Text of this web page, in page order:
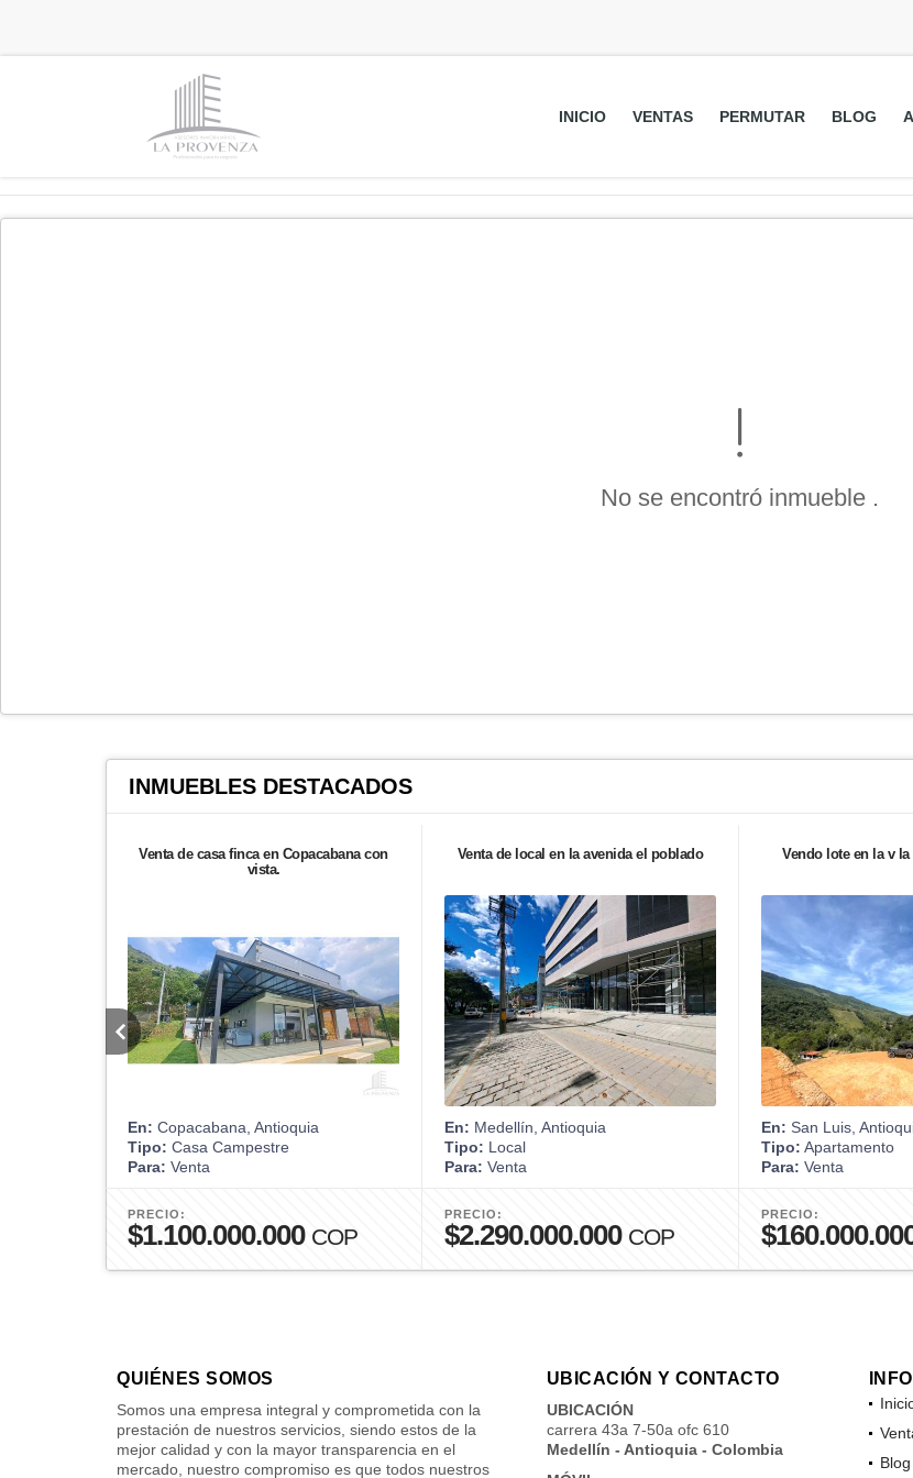
INICIO VENTAS PERMUTAR BLOG
No se encontró inmueble .
INMUEBLES DESTACADOS
Venta de casa finca en Copacabana con
vista.
En: Copacabana, Antioquia
Tipo: Casa Campestre
Para: Venta
PRECIO:
$1.100.000.000 COP
Venta de local en la avenida el poblado
En: Medellín, Antioquia
Tipo: Local
Para: Venta
PRECIO:
$2.290.000.000 COP
Vendo lote en la v
En: San Luis,
Tipo: Apartamento
Para: Venta
PRECIO:
QUIÉNES SOMOS
Somos una empresa integral y comprometida con la
prestación de nuestros servicios, siendo estos de la
mejor calidad y con la mayor transparencia en el
mercado, nuestro compromiso es que todos nuestros
UBICACIÓN Y CONTACTO
UBICACIÓN
carrera 43a 7-50a ofc 610
Medellín - Antioquia - Colombia
Blog